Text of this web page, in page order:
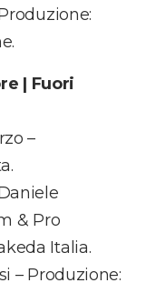
| Fuori
–
& Pro
Italia.
– Produzione: